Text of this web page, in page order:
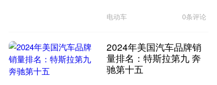
电动车 0条评论
2024年美国汽车品牌销
量排名：特斯拉第九 奔
驰第十五